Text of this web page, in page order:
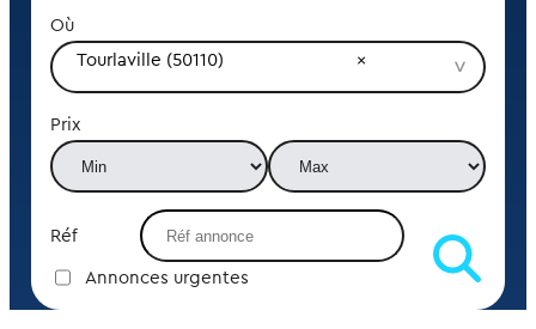
Où
Tourlaville (50110)
Prix
Réf
Annonces urgentes